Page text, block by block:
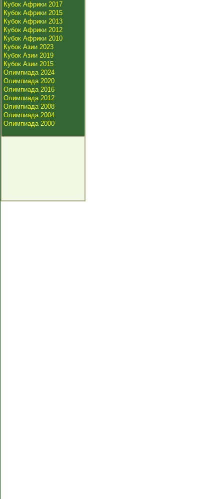
Кубок Африки 2017
Кубок Африки 2015
Кубок Африки 2013
Кубок Африки 2012
Кубок Африки 2010
Кубок Азии 2023
Кубок Азии 2019
Кубок Азии 2015
Олимпиада 2024
Олимпиада 2020
Олимпиада 2016
Олимпиада 2012
Олимпиада 2008
Олимпиада 2004
Олимпиада 2000